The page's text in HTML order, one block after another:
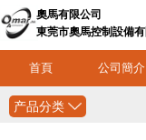
奧馬有限公司
東莞市奧馬控制設備有
首頁 公司簡介
产品分类